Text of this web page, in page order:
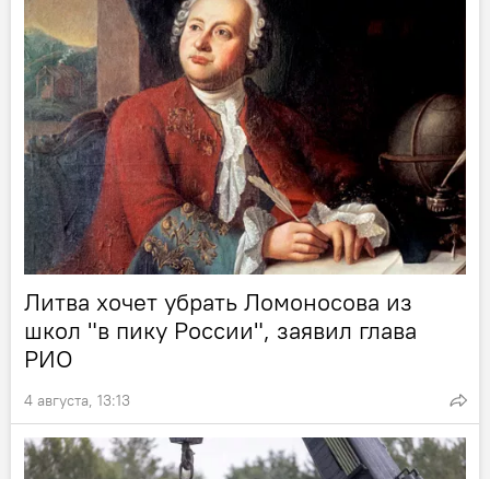
Литва хочет убрать Ломоносова из
школ "в пику России", заявил глава
РИО
4 августа, 13:13